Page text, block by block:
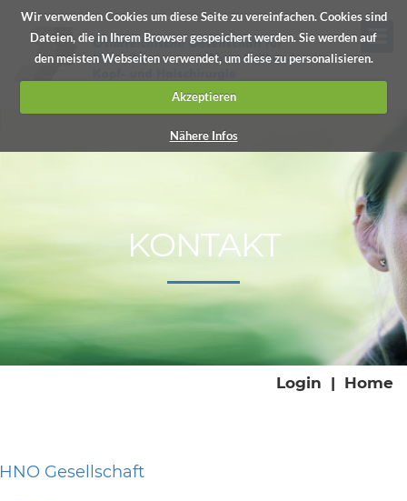
Wir verwenden Cookies um diese Seite zu vereinfachen. Cookies sind
Dateien, die in Ihrem Browser gespeichert werden. Sie werden auf
den meisten Webseiten verwendet, um diese zu personalisieren.
Akzeptieren
Nähere Infos
KONTAKT
Login | Home
HNO Gesellschaft